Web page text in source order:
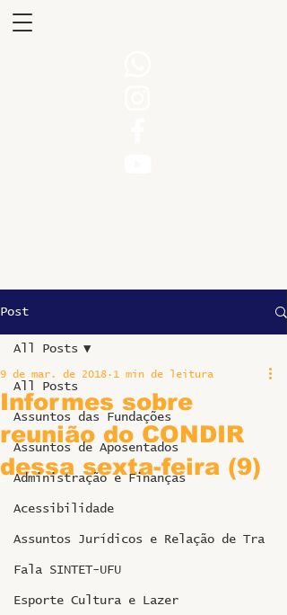
Post
All Posts
Assuntos das Fundações
Assuntos de Aposentados
Administração e Finanças
Acessibilidade
Assuntos Jurídicos e Relação de Tra
Fala SINTET-UFU
Esporte Cultura e Lazer
All Posts
Informes sobre
reunião do CONDIR
dessa sexta-feira (9)
9 de mar. de 2018 1 min de leitura